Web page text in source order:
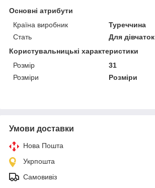
Основні атрибути
Країна виробник
Туреччина
Стать
Для дівчаток
Користувальницькі характеристики
Розмір
31
Розміри
Розміри
Умови доставки
Нова Пошта
Укрпошта
Самовивіз